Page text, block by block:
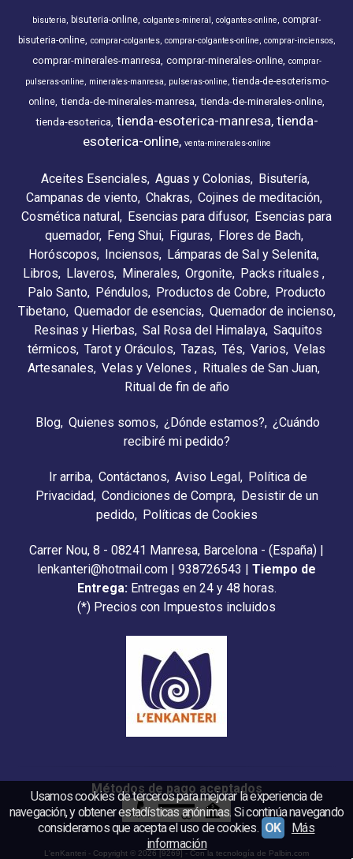
bisuteria bisuteria-online colgantes-mineral colgantes-online
comprar-
bisuteria-online comprar-colgantes comprar-colgantes-online comprar-inciensos
comprar-minerales-manresa comprar-minerales-online comprar-
pulseras-online
minerales-manresa pulseras-online tienda-de-esoterismo-
online tienda-de-minerales-manresa tienda-de-minerales-online
tienda-esoterica tienda-esoterica-manresa tienda-
esoterica-online venta-minerales-online
Aceites Esenciales Aguas y Colonias
Bisutería
Campanas de viento Chakras Cojines de meditación
Cosmética natural Esencias para difusor Esencias para
quemador
Feng Shui Figuras
Flores de Bach
Horóscopos
Inciensos
Lámparas de Sal y Selenita
Libros
Llaveros Minerales Orgonite Packs rituales
Palo Santo Péndulos Productos de Cobre Producto
Tibetano Quemador de esencias Quemador de incienso
Resinas y Hierbas Sal Rosa del Himalaya Saquitos
térmicos Tarot y Oráculos Tazas Tés Varios Velas
Artesanales Velas y Velones
Rituales de San Juan
Ritual de fin de año
Blog Quienes somos ¿Dónde estamos?
¿Cuándo
recibiré mi pedido?
Ir arriba Contáctanos Aviso Legal
Política de
Privacidad Condiciones de Compra
Desistir de un
pedido
Políticas de Cookies
Carrer Nou, 8 - 08241 Manresa, Barcelona - (España) |
lenkanteri@hotmail.com | 938726543 | Tiempo de
Entrega: Entregas en 24 y 48 horas.
(*) Precios con Impuestos incluidos
Métodos de pago aceptados
L'enKanteri - Copyright © 2026 [9269] - Con la tecnología de Palbin.com
Usamos cookies de terceros para mejorar la experiencia de
navegación, y obtener estadísticas anónimas. Si continúa navegando
consideramos que acepta el uso de cookies. OK
Más
información